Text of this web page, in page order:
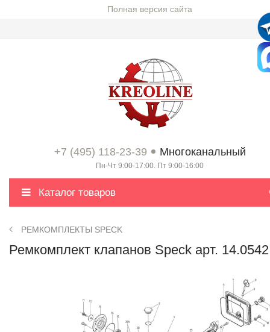
Полная версия сайта
+7 (495) 118-23-39 Многоканальный
Пн-Чт 9:00-17:00. Пт 9:00-16:00
Каталог товаров
РЕМКОМПЛЕКТЫ SPECK
Ремкомплект клапанов Speck арт. 14.0542